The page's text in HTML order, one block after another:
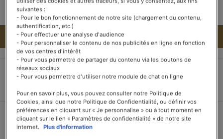
AJOUTER AU PANIER
sécurisé
jours
15 boîtes de thé
suivantes :
- Pour le bon fonctionnement de notre site (chargement du contenu,
authentification, etc.)
- Pour effectuer une analyse d'audience
- Pour personnaliser le contenu de nos publicités en ligne en fonction
de vos centres d'intérêt
- Pour vous permettre de partager du contenu via les boutons de
réseaux sociaux
- Pour vous permettre d'utiliser notre module de chat en ligne
Pour en savoir plus, vous pouvez consulter notre Politique de
Cookies, ainsi que notre Politique de Confidentialité, ou définir vos
préférences en cliquant sur « Je personnalise » ou à tout moment en
cliquant sur le lien « Paramètres de confidentialité » de notre site
internet. Plus d'information